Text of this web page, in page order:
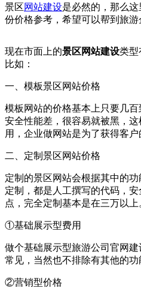
景区网站建设是必然的，那么
份价格参考，希望可以帮到旅游
现在市面上的景区网站建设类型
比如：
一、模板景区网站价格
模板网站的价格基本上只要几
安全性能差，很容易就被黑，
用，企业做网站是为了获得客户
二、定制景区网站价格
定制的景区网站会根据其中的
定制，都是人工撰写的代码，
点，完全定制基本是在三万以上
①基础展示型费用
做个基础展示型旅游公司官网建
常见，当然也不排除有其他的功
②营销型价格